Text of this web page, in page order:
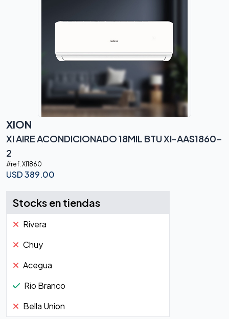
XION
XI AIRE ACONDICIONADO 18MIL BTU XI-AAS1860-
2
#ref. XI1860
USD389.00
Stocks en tiendas
Rivera
Chuy
Acegua
Rio Branco
Bella Union